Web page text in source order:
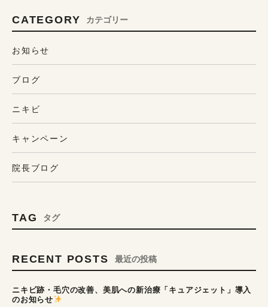
CATEGORY カテゴリー
お知らせ
ブログ
キャンペーン
ニキビ
院長ブログ
TAG タグ
RECENT POSTS 最近の投稿
ニキビ跡・毛穴の改善、美肌への新治療「キュアジェット」導入
のお知らせ